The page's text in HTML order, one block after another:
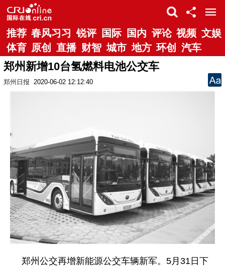
推荐 春风习习 锐评 国际 国内 评论 视频 文娱
体育 原创 直播 财智 城市 地方 环创 汽车
郑州新增10台氢燃料电池公交车
郑州日报 2020-06-02 12:12:40
郑州公交再增新能源公交车辆新军。5月31日下